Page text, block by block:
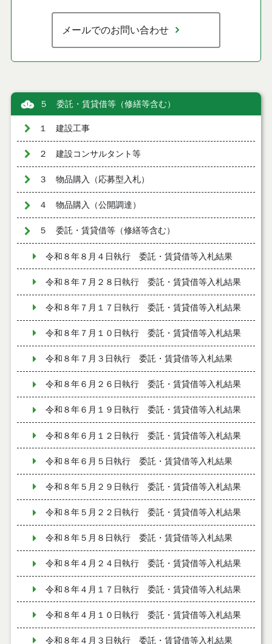
メールでのお問い合わせ
５ 委託・賃貸借等（修繕等含む）
１ 建設工事
２ 建設コンサルタント等
３ 物品購入（応募型入札）
４ 物品購入（公開調達）
５ 委託・賃貸借等（修繕等含む）
令和８年８月４日執行 委託・賃貸借等入札結果
令和８年７月２８日執行 委託・賃貸借等入札結果
令和８年７月１７日執行 委託・賃貸借等入札結果
令和８年７月１０日執行 委託・賃貸借等入札結果
令和８年７月３日執行 委託・賃貸借等入札結果
令和８年６月２６日執行 委託・賃貸借等入札結果
令和８年６月１９日執行 委託・賃貸借等入札結果
令和８年６月１２日執行 委託・賃貸借等入札結果
令和８年６月５日執行 委託・賃貸借等入札結果
令和８年５月２９日執行 委託・賃貸借等入札結果
令和８年５月２２日執行 委託・賃貸借等入札結果
令和８年５月８日執行 委託・賃貸借等入札結果
令和８年４月２４日執行 委託・賃貸借等入札結果
令和８年４月１７日執行 委託・賃貸借等入札結果
令和８年４月１０日執行 委託・賃貸借等入札結果
令和８年４月３日執行 委託・賃貸借等入札結果